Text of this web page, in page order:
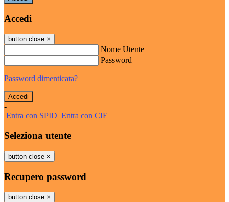
Accedi
button close ×
Nome Utente
Password
Password dimenticata?
-
Entra con SPID Entra con CIE
Seleziona utente
button close ×
Recupero password
button close ×